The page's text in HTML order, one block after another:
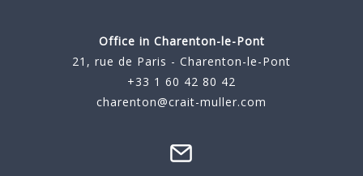
Office in Charenton-le-Pont
21, rue de Paris - Charenton-le-Pont
+33 1 60 42 80 42
charenton@crait-muller.com